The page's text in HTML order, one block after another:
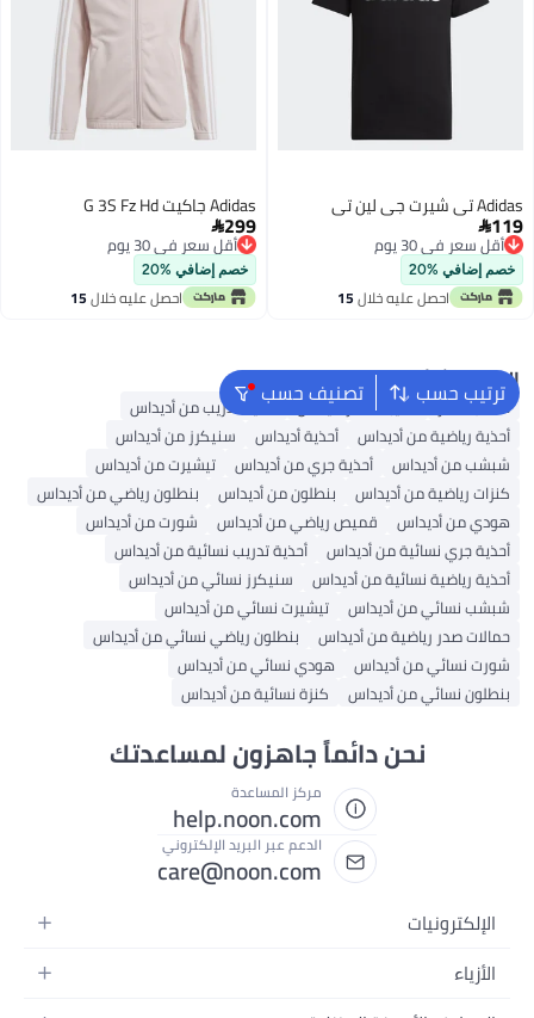
Adidas تي شيرت جي لين تي
119
أقل سعر في 30 يوم
أقل سعر في 30 يوم
خصم إضافي %20
احصل عليه خلال15
Adidas جاكيت G 3S Fz Hd
299
أقل سعر في 30 يوم
أقل سعر في 30 يوم
خصم إضافي %20
احصل عليه خلال15
ترتيب حسب تصنيف حسب البحث الشائع
حقائب ظهر حقيبة ظهر أديداس
أحذية تدريب من أديداس
أحذية رياضية من أديداس
أحذية أديداس
سنيكرز من أديداس
شبشب من أديداس
أحذية جري من أديداس
تيشيرت من أديداس
كنزات رياضية من أديداس
بنطلون من أديداس
بنطلون رياضي من أديداس
هودي من أديداس
قميص رياضي من أديداس
شورت من أديداس
أحذية جري نسائية من أديداس
أحذية تدريب نسائية من أديداس
أحذية رياضية نسائية من أديداس
سنيكرز نسائي من أديداس
شبشب نسائي من أديداس
تيشيرت نسائي من أديداس
حمالات صدر رياضية من أديداس
بنطلون رياضي نسائي من أديداس
شورت نسائي من أديداس
هودي نسائي من أديداس
بنطلون نسائي من أديداس
كنزة نسائية من أديداس
نحن دائماً جاهزون لمساعدتك
مركز المساعدة
help.noon.com
الدعم عبر البريد الإلكتروني
care@noon.com
الإلكترونيات
الهواتف المتحركة
الأزياء